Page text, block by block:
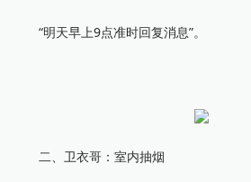
“明天早上9点准时回复消息”。
二、卫衣哥：室内抽烟